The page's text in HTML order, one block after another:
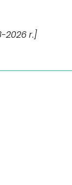
2026 r.]